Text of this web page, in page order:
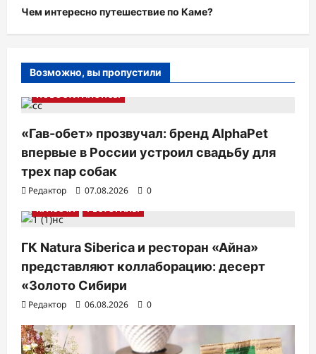
Чем интересно путешествие по Каме?
Возможно, вы пропустили
НОВОСТИ АНОНСЫ
«Гав-обет» прозвучал: бренд AlphaPet
впервые в России устроил свадьбу для
трех пар собак
Редактор 07.08.2026
0
КРАСОТА
РЕСТОРАНЫ
ГК Natura Siberica и ресторан «Айна»
представляют коллаборацию: десерт
«Золото Сибири
Редактор 06.08.2026 0